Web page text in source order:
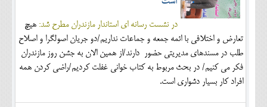
در نشست رسانه ای استاندار مازندران مطرح شد: هيچ
تعارض و اختلافي با ائمه جمعه و جماعات نداريم/دو جريان اصولگرا و اصلاح
طلب در مسندهاي مديريتي حضور دارند/از همين الان به جشن روز مازندران
فكر مي كنيم/ در بحث مربوط به کتاب خوانی غفلت کردیم/راضي كردن همه
افراد كار بسيار دشواري است.